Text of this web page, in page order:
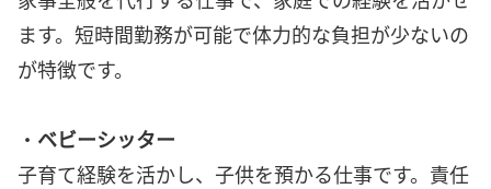
ます。短時間勤務が可能で体力的な負担が少ないの
が特徴です。
・ ベビーシッター
子育て経験を活かし、子供を預かる仕事です。責任